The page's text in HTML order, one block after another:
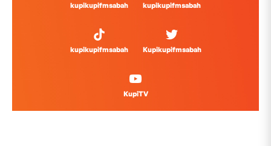
kupikupifmsabah kupikupifmsabah
kupikupifmsabah Kupikupifmsabah
KupiTV